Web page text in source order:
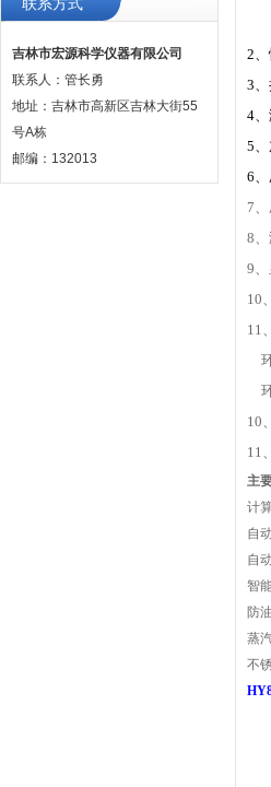
联系方式
吉林市宏源科学仪器有限公司
联系人：管长勇
地址：吉林市高新区吉林大街55
号A栋
邮编：132013
2
3
4
5
6
7
8
9
10
11
10
11
主
计
自
自
智
防
蒸
不